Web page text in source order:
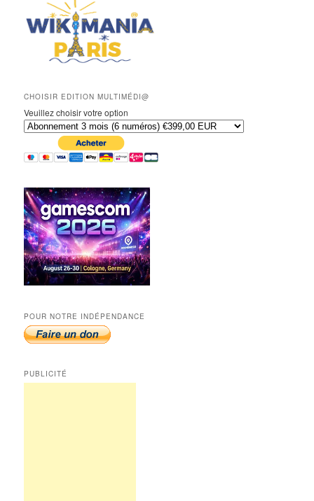
CHOISIR EDITION MULTIMÉDI@
Veuillez choisir votre option
POUR NOTRE INDÉPENDANCE
PUBLICITÉ